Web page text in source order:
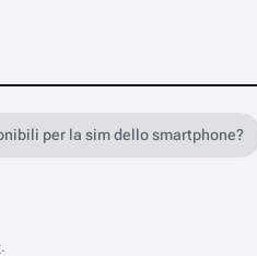
per la sim dello smartphone?
.